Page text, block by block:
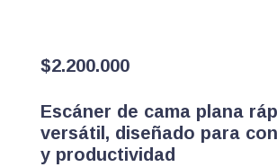
$2.200.000
Escáner de cama plana
versátil, diseñado para
y productividad